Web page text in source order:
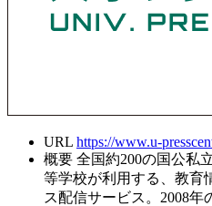
URL https://www.u-
概要 全国約200の国公私
等学校が利用する、教育
ス配信サービス。2008